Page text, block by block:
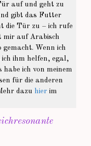
auf und geht zu
gibt das Futter
die Tür zu – ich rufe
mir auf Arabisch
gemacht. Wenn ich
ihm helfen, egal,
ich von meinem
für die anderen
dazu hier im